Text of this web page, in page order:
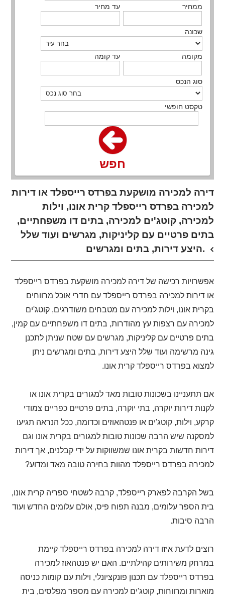
ממחיר עד מחיר
שכונה
מקומה עד קומה
סוג הנכס
טקסט חופשי
חפש
דירה למכירה מושקעת בפרדס רייספלד או דירות
למכירה בפרדס רייספלד קרית אונו, וילות
למכירה, קוטג'ים למכירה, בתים דו משפחתיים,
בתים פרטיים עם קליניקות, מגרשים ועוד שלל
היצע דירות, בתים ומגרשים.
אפשרויות רכישה של דירה למכירה מושקעת בפרדס רייספלד
או דירות למכירה בפרדס רייספלד עם חדרי אוכל מרווחים
בקרית אונו, וילות למכירה עם מטבחים משודרגים, קוטג'ים
למכירה עם רצפות עץ מהודרות, בתים דו משפחתיים עם קמין,
בתים פרטיים עם קליניקות, מגרשים עם שטח שניתן לתכנן
גינה מרשימה ועוד שלל היצע דירות, בתים ומגרשים ניתן
למצוא בפרדס רייספלד קרית אונו.
אם תתעניינו בשכונות טובות מאד למגורים בקרית אונו או
לקנות דירות יוקרה, בתי יוקרה, בתים פרטיים כפריים צמודי
קרקע, וילות, קוטג'ים או פנטהאוזים וכדומה, ככל הנראה תגיעו
למסקנה שיש הרבה שכונות טובות למגורים בקרית אונו וגם
דירות חדשות בקרית אונו שמשווקות על ידי קבלנים, אך דירות
למכירה בפרדס רייספלד מהוות בחירה טובה מאד ומדוע?
בשל הקרבה לפארק רייספלד, קרבה לשטחי ספריה קרית אונו,
בית הספר עלומים, מבנה תפוח פיס, אולם עלומים החדש ועוד
הרבה סיבות.
רוצים לדעת איזו דירה למכירה בפרדס רייספלד קיימת
במרחק משירותים קהילתיים. האם יש פנטהאוז למכירה
בפרדס רייספלד עם תכנון פונקציונלי, וילות עם קומות כניסה
מוארות ומרווחות, קוטג'ים למכירה עם מספר מפלסים, בית